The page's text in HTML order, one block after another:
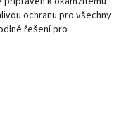
ochranu pro všechny
řešení pro